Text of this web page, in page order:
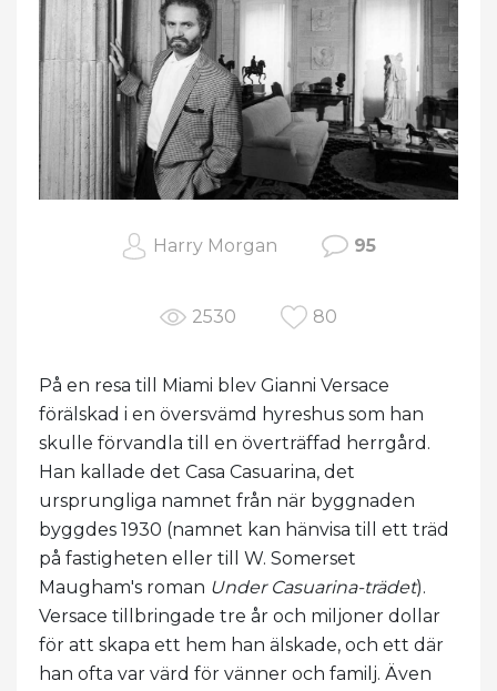
Harry Morgan 95
2530 80
På en resa till Miami blev Gianni Versace
förälskad i en översvämd hyreshus som han
skulle förvandla till en överträffad herrgård.
Han kallade det Casa Casuarina, det
ursprungliga namnet från när byggnaden
byggdes 1930 (namnet kan hänvisa till ett träd
på fastigheten eller till W. Somerset
Maugham's roman Under Casuarina-trädet).
Versace tillbringade tre år och miljoner dollar
för att skapa ett hem han älskade, och ett där
han ofta var värd för vänner och familj. Även